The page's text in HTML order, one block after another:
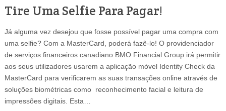
Tire Uma Selfie Para Pagar!
Já alguma vez desejou que fosse possível pagar uma compra com
uma selfie? Com a MasterCard, poderá fazê-lo! O providenciador
de serviços financeiros canadiano BMO Financial Group irá permitir
aos seus utilizadores usarem a aplicação móvel Identity Check da
MasterCard para verificarem as suas transações online através de
soluções biométricas como reconhecimento facial e leitura de
impressões digitais. Esta…